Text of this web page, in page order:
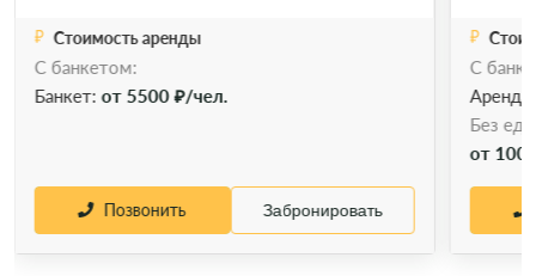
Стоимость аренды
С банкетом:
Банкет:от 5500 ₽/чел.
Позвонить Забронировать
С
Без
от